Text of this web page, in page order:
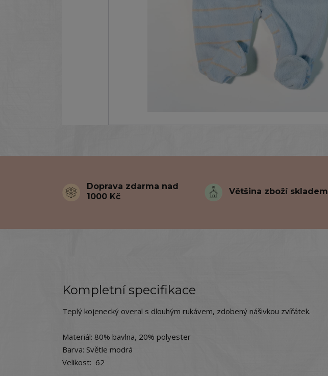
Doprava zdarma nad
1000 Kč
Většina zboží skladem
Kompletní specifikace
Teplý kojenecký overal s dlouhým rukávem, zdobený nášivkou zvířátek.
Materiál: 80% bavlna, 20% polyester
Barva: Světle modrá
Velikost: 62